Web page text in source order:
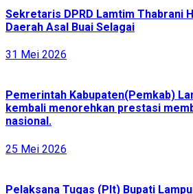
Sekretaris DPRD Lamtim Thabrani
Daerah Asal Buai Selagai
31 Mei 2026
Pemerintah Kabupaten(Pemkab)
kembali menorehkan prestasi
nasional.
25 Mei 2026
Pelaksana Tugas (Plt) Bupati